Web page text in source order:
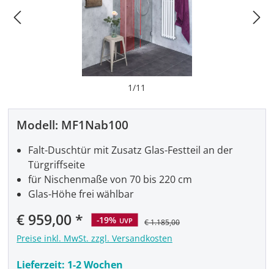
1/11
Modell: MF1Nab100
Verkaufspreis:
€ 959,00 -19% UVP € 1.185,00
Preise inkl. MwSt. zzgl. Versandkosten
Lieferzeit: 1-2 Wochen
Falt-Duschtür mit Zusatz Glas-Festteil an der
Türgriffseite
für Nischenmaße von 70 bis 220 cm
Glas-Höhe frei wählbar